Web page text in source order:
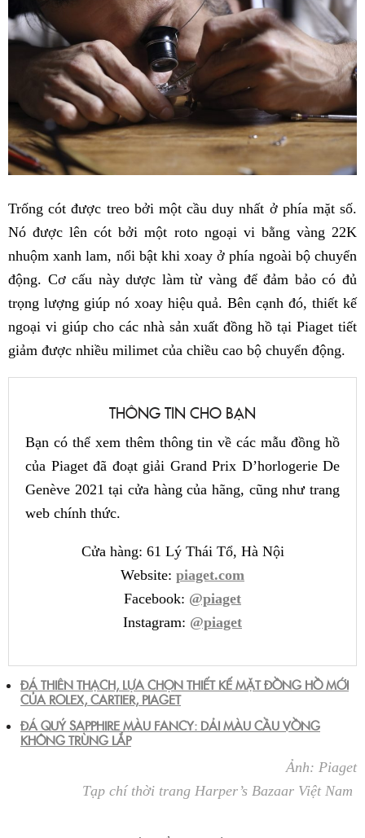
Trống cót được treo bởi một cầu duy nhất ở phía mặt số.
Nó được lên cót bởi một roto ngoại vi bằng vàng 22K
nhuộm xanh lam, nổi bật khi xoay ở phía ngoài bộ chuyển
động. Cơ cấu này dược làm từ vàng để đảm bảo có đủ
trọng lượng giúp nó xoay hiệu quả. Bên cạnh đó, thiết kế
ngoại vi giúp cho các nhà sản xuất đồng hồ tại Piaget tiết
giảm được nhiều milimet của chiều cao bộ chuyển động.
THÔNG TIN CHO BẠN
Bạn có thể xem thêm thông tin về các mẫu đồng hồ
của Piaget đã đoạt giải Grand Prix D’horlogerie De
Genève 2021 tại cửa hàng của hãng, cũng như trang
web chính thức.
Cửa hàng: 61 Lý Thái Tổ, Hà Nội
Website: piaget.com
Facebook: @piaget
Instagram: @piaget
ĐÁ THIÊN THẠCH, LỰA CHỌN THIẾT KẾ MẶT ĐỒNG HỒ MỚI
CỦA ROLEX, CARTIER, PIAGET
ĐÁ QUÝ SAPPHIRE MÀU FANCY: DẢI MÀU CẦU VỒNG
KHÔNG TRÙNG LẮP
Ảnh: Piaget
Tạp chí thời trang Harper’s Bazaar Việt Nam